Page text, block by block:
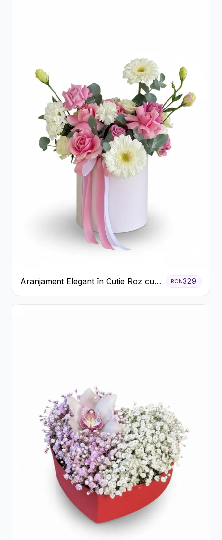
Aranjament Elegant în Cutie Roz cu
Trandafiri și Gerbera
RON329